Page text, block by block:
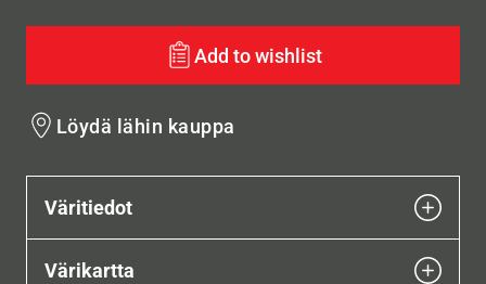
Add to wishlist
Löydä lähin kauppa
Väritiedot
Värikartta